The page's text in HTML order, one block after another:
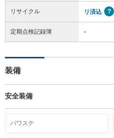
リサイクル リ済込
定期点検記録簿 -
装備
安全装備
パワステ